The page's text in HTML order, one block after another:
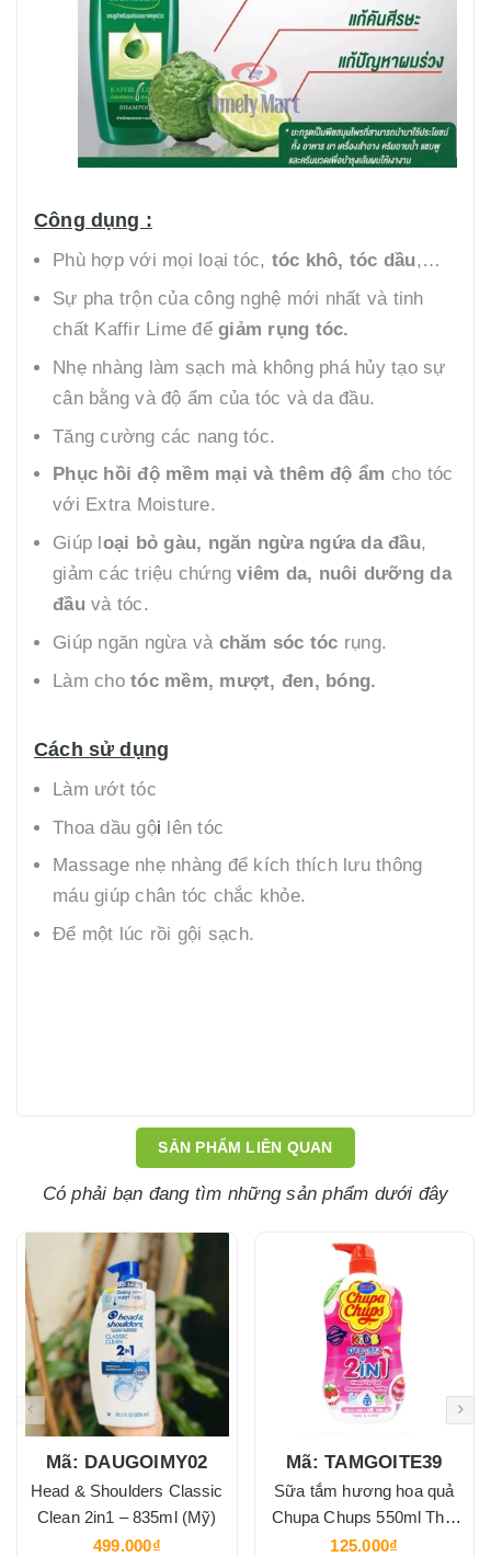
Công dụng :
Phù hợp với mọi loại tóc, tóc khô, tóc dầu,…
Sự pha trộn của công nghệ mới nhất và tinh
chất Kaffir Lime để giảm rụng tóc.
Nhẹ nhàng làm sạch mà không phá hủy tạo sự
cân bằng và độ ẩm của tóc và da đầu.
Tăng cường các nang tóc.
Phục hồi độ mềm mại và thêm độ ẩm cho tóc
với Extra Moisture.
Giúp loại bỏ gàu, ngăn ngừa ngứa da đầu,
giảm các triệu chứngviêm da, nuôi dưỡng da
đầuvà tóc.
Giúp ngăn ngừa và chăm sóc tóc rụng.
Làm cho tóc mềm, mượt, đen, bóng.
Cách sử dụng
Làm ướt tóc
Thoa dầu gội lên tóc
Massage nhẹ nhàng để kích thích lưu thông
máu giúp chân tóc chắc khỏe.
Để một lúc rồi gội sạch.
SẢN PHẨM LIÊN QUAN
Có phải bạn đang tìm những sản phẩm dưới đây
Mã: DAUGOIMY02
Head & Shoulders Classic
Clean 2in1 – 835ml (Mỹ)
499.000₫
Mã: TAMGOITE39
Sữa tắm hương hoa quả
Chupa Chups 550ml Thái
Lan
125.000₫